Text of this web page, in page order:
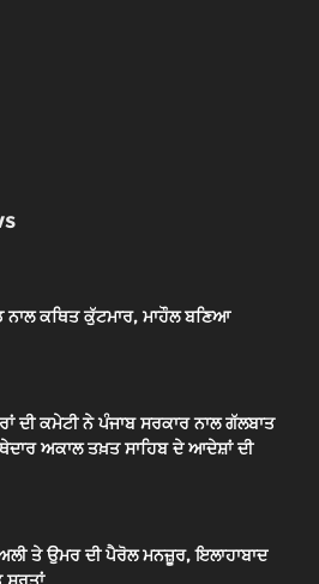
ਕਥਿਤ ਕੁੱਟਮਾਰ, ਮਾਹੌਲ ਬਣਿਆ
ਦੀ ਕਮੇਟੀ ਨੇ ਪੰਜਾਬ ਸਰਕਾਰ ਨਾਲ ਗੱਲਬਾਤ
ਅਕਾਲ ਤਖ਼ਤ ਸਾਹਿਬ ਦੇ ਆਦੇਸ਼ਾਂ ਦੀ
ਤੇ ਉਮਰ ਦੀ ਪੈਰੋਲ ਮਨਜ਼ੂਰ, ਇਲਾਹਾਬਾਦ